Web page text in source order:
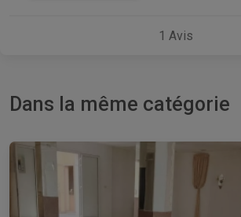
1 Avis
Dans la même catégorie